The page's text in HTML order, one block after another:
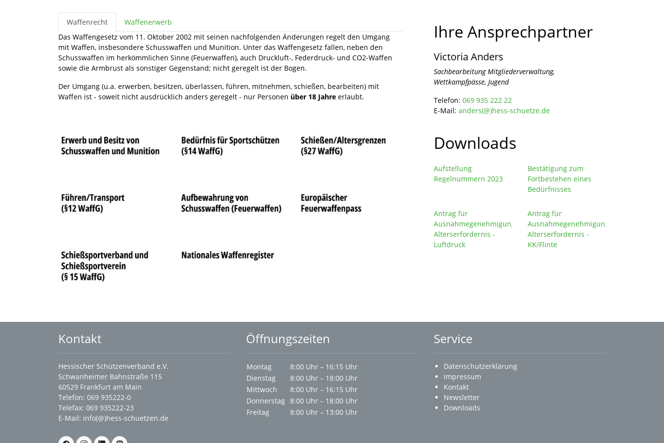
Waffenrecht
Waffenerwerb
Das Waffengesetz vom 11. Oktober 2002 mit seinen nachfolgenden Änderungen regelt den Umgang
mit Waffen, insbesondere Schusswaffen und Munition. Unter das Waffengesetz fallen, neben den
Schusswaffen im herkömmlichen Sinne (Feuerwaffen), auch Druckluft-, Federdruck- und CO2-Waffen
sowie die Armbrust als sonstiger Gegenstand; nicht geregelt ist der Bogen.
Der Umgang (u.a. erwerben, besitzen, überlassen, führen, mitnehmen, schießen, bearbeiten) mit
Waffen ist - soweit nicht ausdrücklich anders geregelt - nur Personen über 18 Jahre erlaubt.
Ihre Ansprechpartner
Victoria Anders
Sachbearbeitung Mitgliederverwaltung,
Wettkampfpässe, Jugend
Telefon: 069 935 222 22
E-Mail: anders(@)hess-schuetze.de
Downloads
Aufstellung
Regelnummern 2023
Bestätigung zum
Fortbestehen eines
Bedürfnisses
Antrag für
Ausnahmegenehmigung
Alterserfordernis -
Luftdruck
Antrag für
Ausnahmegenehmigung
Alterserfordernis -
KK/Flinte
Kontakt
Hessischer Schützenverband e.V.
Schwanheimer Bahnstraße 115
60529 Frankfurt am Main
Telefon: 069 935222-0
Telefax: 069 935222-23
E-Mail: info(@)hess-schuetzen.de
Öffnungszeiten
Montag
8:00 Uhr – 16:15 Uhr
Dienstag
8:00 Uhr – 18:00 Uhr
Mittwoch
8:00 Uhr – 16:15 Uhr
Donnerstag 8:00 Uhr – 18:00 Uhr
Freitag
8:00 Uhr – 13:00 Uhr
Service
Datenschutzerklärung
Impressum
Kontakt
Newsletter
Downloads